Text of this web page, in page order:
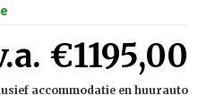
€1195,00
accommodatie en huurauto